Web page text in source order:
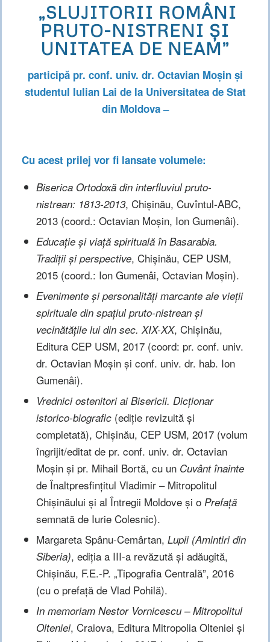
„SLUJITORII ROMÂNI
PRUTO-NISTRENI ȘI
UNITATEA DE NEAM”
participă pr. conf. univ. dr. Octavian Moșin și
studentul Iulian Lai de la Universitatea de Stat
din Moldova –
Cu acest prilej vor fi lansate volumele:
Biserica Ortodoxă din interfluviul pruto-
nistrean: 1813-2013, Chişinău, Cuvîntul-ABC,
2013 (coord.: Octavian Moşin, Ion Gumenâi).
Educaţie şi viaţă spirituală în Basarabia.
Tradiţii şi perspective, Chișinău, CEP USM,
2015 (coord.: Ion Gumenâi, Octavian Moşin).
Evenimente și personalități marcante ale vieții
spirituale din spațiul pruto-nistrean și
vecinătățile lui din sec. XIX-XX, Chișinău,
Editura CEP USM, 2017 (coord: pr. conf. univ.
dr. Octavian Moșin și conf. univ. dr. hab. Ion
Gumenâi).
Vrednici ostenitori ai Bisericii. Dicționar
istorico-biografic (ediție revizuită și
completată), Chișinău, CEP USM, 2017 (volum
îngrijit/editat de pr. conf. univ. dr. Octavian
Moșin și pr. Mihail Bortă, cu un Cuvânt înainte
de Înaltpresfințitul Vladimir – Mitropolitul
Chișinăului și al Întregii Moldove și oPrefață
semnată de Iurie Colesnic).
Margareta Spânu-Cemârtan,Lupii (Amintiri din
Siberia), ediția a III-a revăzută și adăugită,
Chișinău, F.E.-P. „Tipografia Centrală”, 2016
(cu o prefață de Vlad Pohilă).
In memoriam Nestor Vornicescu – Mitropolitul
Olteniei, Craiova, Editura Mitropolia Olteniei și